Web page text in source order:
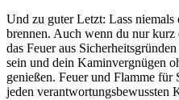
Und zu guter Letzt: Lass
brennen. Auch wenn du nur kurz
das Feuer aus
sein und dein Kaminvergnügen
genießen. Feuer und Flamme für
jeden verantwortungsbewussten